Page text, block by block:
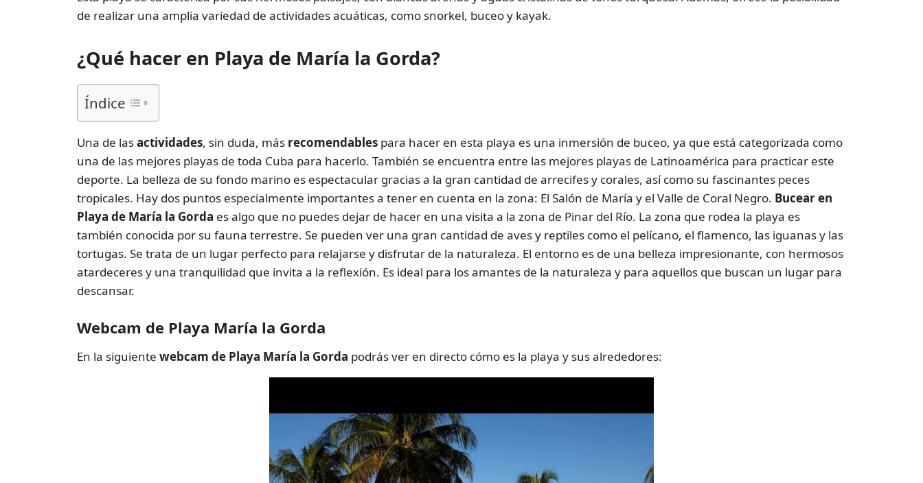
de realizar una amplia variedad de actividades acuáticas, como snorkel, buceo y kayak.
¿Qué hacer en Playa de María la Gorda?
Índice
Una de lasactividades, sin duda, más recomendables para hacer en esta playa es una inmersión de buceo, ya que está categorizada como
una de las mejores playas de toda Cuba para hacerlo. También se encuentra entre las mejores playas de Latinoamérica para practicar este
deporte. La belleza de su fondo marino es espectacular gracias a la gran cantidad de arrecifes y corales, así como su fascinantes peces
tropicales. Hay dos puntos especialmente importantes a tener en cuenta en la zona: El Salón de María y el Valle de Coral Negro. Bucear en
Playa de María la Gorda es algo que no puedes dejar de hacer en una visita a la zona de Pinar del Río. La zona que rodea la playa es
también conocida por su fauna terrestre. Se pueden ver una gran cantidad de aves y reptiles como el pelícano, el flamenco, las iguanas y las
tortugas. Se trata de un lugar perfecto para relajarse y disfrutar de la naturaleza. El entorno es de una belleza impresionante, con hermosos
atardeceres y una tranquilidad que invita a la reflexión. Es ideal para los amantes de la naturaleza y para aquellos que buscan un lugar para
descansar.
Webcam de Playa María la Gorda
En la siguiente webcam de Playa María la Gorda podrás ver en directo cómo es la playa y sus alrededores: